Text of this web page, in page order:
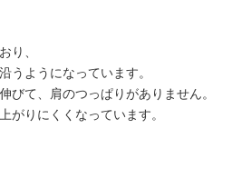
り、
うようになっています。
びて、肩のつっぱりがありません。
がりにくくなっています。